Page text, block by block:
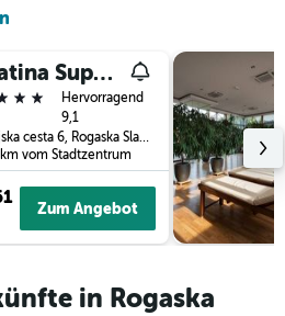
Slatina Superior
Hervorragend
9,1
Celjska cesta 6, Rogaska Slatina, Slowenien
vom Stadtzentrum
Zum Angebot
in Rogaska